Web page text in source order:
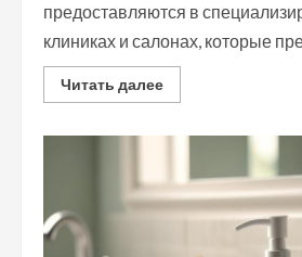
предоставляются в
клиниках и салонах, которые
Читать далееRead
more
направление
эстетической
медицины